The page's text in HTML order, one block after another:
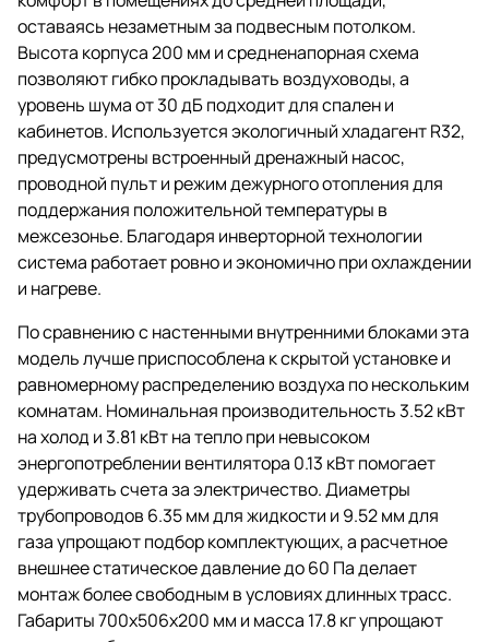
оставаясь незаметным за подвесным потолком.
Высота корпуса 200 мм и средненапорная схема
позволяют гибко прокладывать воздуховоды, а
уровень шума от 30 дБ подходит для спален и
кабинетов. Используется экологичный хладагент R32,
предусмотрены встроенный дренажный насос,
проводной пульт и режим дежурного отопления для
поддержания положительной температуры в
межсезонье. Благодаря инверторной технологии
система работает ровно и экономично при охлаждении
и нагреве.
По сравнению с настенными внутренними блоками эта
модель лучше приспособлена к скрытой установке и
равномерному распределению воздуха по нескольким
комнатам. Номинальная производительность 3.52 кВт
на холод и 3.81 кВт на тепло при невысоком
энергопотреблении вентилятора 0.13 кВт помогает
удерживать счета за электричество. Диаметры
трубопроводов 6.35 мм для жидкости и 9.52 мм для
газа упрощают подбор комплектующих, а расчетное
внешнее статическое давление до 60 Па делает
монтаж более свободным в условиях длинных трасс.
Габариты 700x506x200 мм и масса 17.8 кг упрощают